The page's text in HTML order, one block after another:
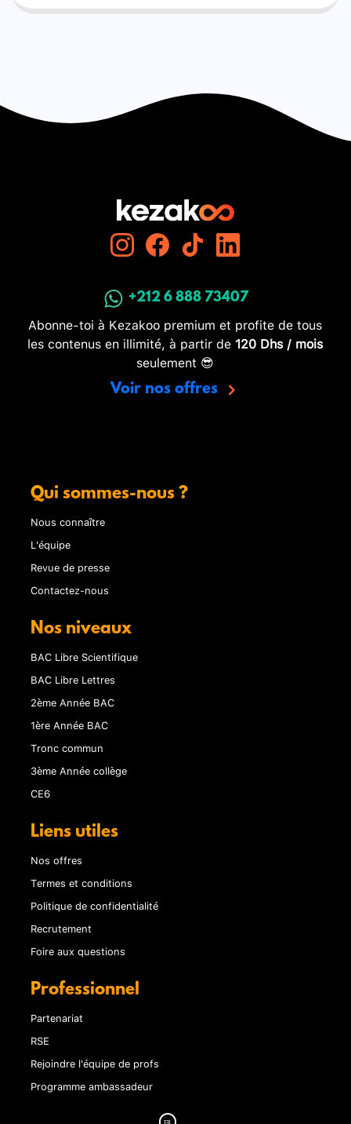
+212 6 888 73407
Abonne-toi à Kezakoo premium et profite de tous
les contenus en illimité, à partir de 120 Dhs / mois
seulement 😎
Voir nos offres
Qui sommes-nous ?
Nous connaître
L'équipe
Revue de presse
Contactez-nous
Nos niveaux
BAC Libre Scientifique
BAC Libre Lettres
2ème Année BAC
1ère Année BAC
Tronc commun
3ème Année collège
CE6
Liens utiles
Nos offres
Termes et conditions
Politique de confidentialité
Recrutement
Foire aux questions
Professionnel
Partenariat
RSE
Rejoindre l'équipe de profs
Programme ambassadeur